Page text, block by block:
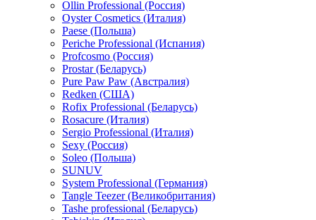
Ollin Professional (Россия)
Oyster Cosmetics (Италия)
Paese (Польша)
Periche Professional (Испания)
Profcosmo (Россия)
Prostar (Беларусь)
Pure Paw Paw (Австралия)
Redken (США)
Rofix Professional (Беларусь)
Rosacure (Италия)
Sergio Professional (Италия)
Sexy (Россия)
Soleo (Польша)
SUNUV
System Professional (Германия)
Tangle Teezer (Великобритания)
Tashe professional (Беларусь)